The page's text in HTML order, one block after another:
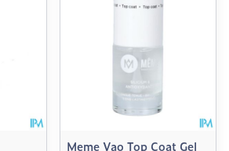
Meme Vao Top Coat Gel